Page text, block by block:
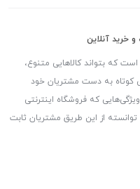
خرید آنلاین
که بتواند کالاهایی متنوع،
کوتاه به دست مشتریان خود
که فروشگاه اینترنتی
از این طریق مشتریان ثابت